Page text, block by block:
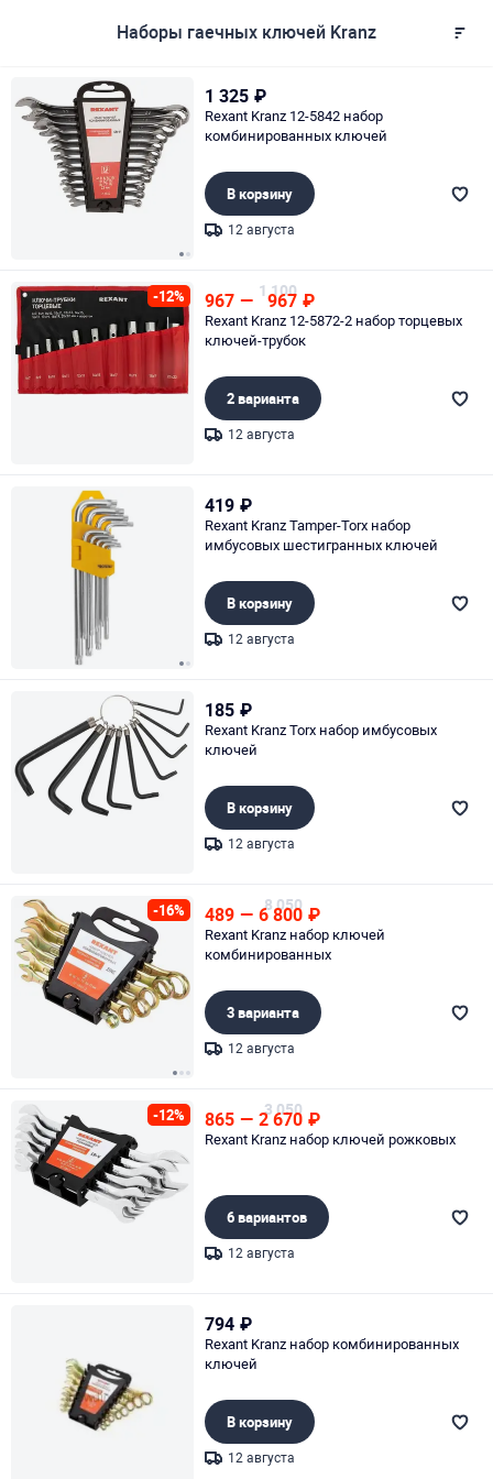
Наборы гаечных ключей Kranz
1 325 ₽
Rexant Kranz 12-5842 набор
комбинированных ключей
В корзину
12 августа
-12% 967 — 1 100
967 ₽
Rexant Kranz 12-5872-2 набор торцевых
ключей-трубок
2 варианта
12 августа
419 ₽
Rexant Kranz Tamper-Torx набор
имбусовых шестигранных ключей
В корзину
12 августа
185 ₽
Rexant Kranz Torx набор имбусовых
ключей
В корзину
12 августа
-16% 489 — 8 050
6 800 ₽
Rexant Kranz набор ключей
комбинированных
3 варианта
12 августа
-12% 865 — 3 050
2 670 ₽
Rexant Kranz набор ключей рожковых
6 вариантов
12 августа
794 ₽
Rexant Kranz набор комбинированных
ключей
В корзину
12 августа